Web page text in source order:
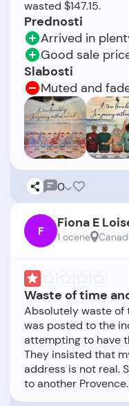
Prednosti
Arrived in
Good sale
Slabosti
Muted and
0
F Fiona E
1 ocene
Waste of time
Absolutely waste of
was posted to the
attempting to have
They insisted that
address is not real.